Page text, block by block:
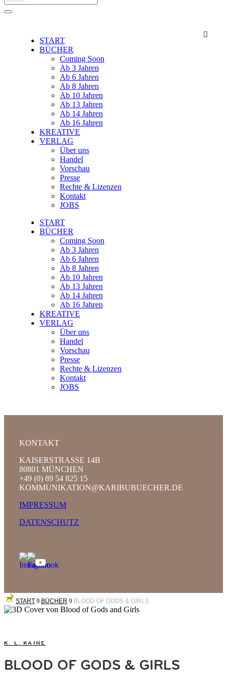

START
BÜCHER
Coming Soon
Ab 3 Jahren
Ab 6 Jahren
Ab 8 Jahren
Ab 10 Jahren
Ab 13 Jahren
Ab 14 Jahren
Ab 16 Jahren
KREATIVE
VERLAG
Über uns
Handel
Vorschau
Presse
Rechte & Lizenzen
Kontakt
JOBS
START
BÜCHER
Coming Soon
Ab 3 Jahren
Ab 6 Jahren
Ab 8 Jahren
Ab 10 Jahren
Ab 13 Jahren
Ab 14 Jahren
Ab 16 Jahren
KREATIVE
VERLAG
Über uns
Handel
Vorschau
Presse
Rechte & Lizenzen
Kontakt
JOBS
KONTAKT
KAISERSTRASSE 14B
80801 MÜNCHEN
+49 (0) 89 54 825 15
KOMMUNIKATION@KARIBUBUECHER.DE
IMPRESSUM
DATENSCHUTZ
START 9 BÜCHER 9 BLOOD OF GODS & GIRLS
K. L. KAINE
BLOOD OF GODS & GIRLS